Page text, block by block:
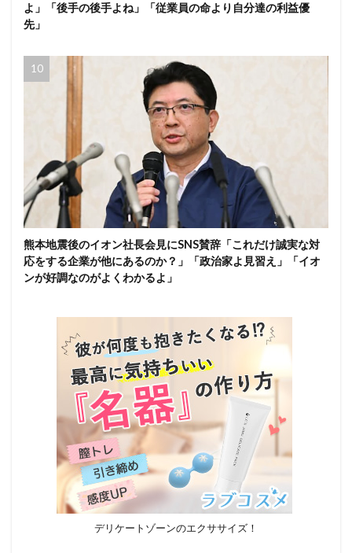
よ」「後手の後手よね」「従業員の命より自分達の利益優
先」
熊本地震後のイオン社長会見にSNS賛辞「これだけ誠実な対
応をする企業が他にあるのか？」「政治家よ見習え」「イオ
ンが好調なのがよくわかるよ」
デリケートゾーンのエクササイズ！